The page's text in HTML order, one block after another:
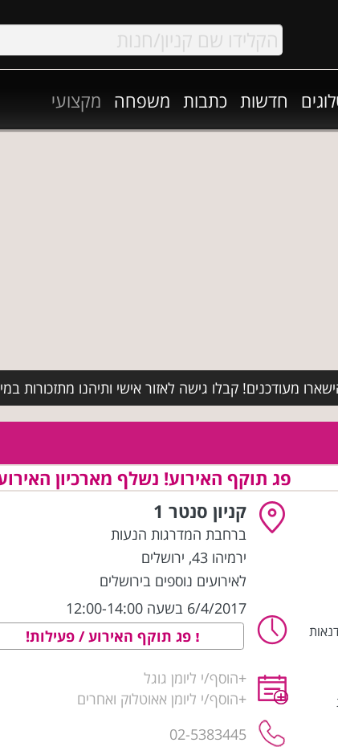
חדשות כתבות משפחה מקצועי
מעודכנים! קבלו גישה לאזור אישי ותיהנו מתזכורות
פג תוקף האירוע! נשלף מארכיון
קניון סנטר 1
ברחבת המדרגות הנעות
ירמיהו 43
, ירושלים
לאירועים נוספים בירושלים
6/4/2017 בשעה 12:00-14:00
פג תוקף האירוע / פעילות!
+הוסף/י ליומן גוגל
+הוסף/י ליומן אאוטלוק ואחרים
02-5383445